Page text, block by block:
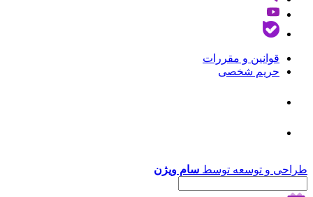
قوانین و مقررات
حریم شخصی
طراحی و توسعه توسط سام ویژن